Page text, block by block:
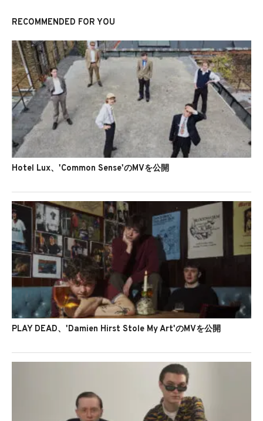
RECOMMENDED FOR YOU
Hotel Lux、'Common Sense'のMVを公開
PLAY DEAD、'Damien Hirst Stole My Art'のMVを公開